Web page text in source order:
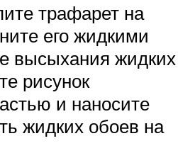
трафарет на
его жидкими
высыхания жидких
рисунок
и наносите
жидких обоев на